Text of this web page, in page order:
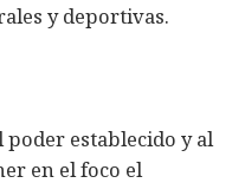
y deportivas.
establecido y al
en el foco el